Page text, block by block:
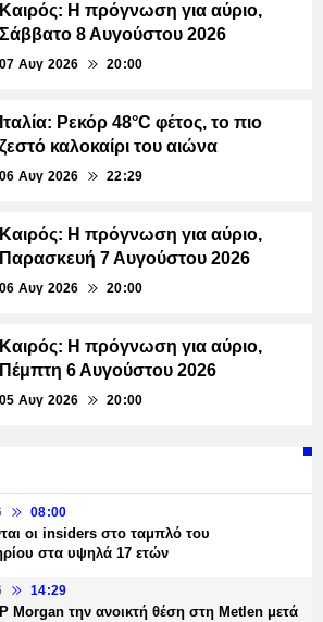
Καιρός: Η πρόγνωση για αύριο,
Σάββατο 8 Αυγούστου 2026
07 Αυγ 2026 20:00
Ιταλία: Ρεκόρ 48°C φέτος, το πιο
ζεστό καλοκαίρι του αιώνα
06 Αυγ 2026 22:29
Καιρός: Η πρόγνωση για αύριο,
Παρασκευή 7 Αυγούστου 2026
06 Αυγ 2026 20:00
Καιρός: Η πρόγνωση για αύριο,
Πέμπτη 6 Αυγούστου 2026
05 Αυγ 2026 20:00
08:00
οι insiders στο ταμπλό του
στα υψηλά 17 ετών
14:29
Morgan την ανοικτή θέση στη Metlen μετά